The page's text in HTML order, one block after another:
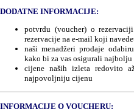
DODATNE INFORMACIJE:
potvrdu (voucher) o
rezervacije na e-mail koji
naši menadžeri prodaje
kako bi za vas osigurali najbolju
cijene naših izleta redovito
najpovoljniju cijenu
INFORMACIJE O VOUCHERU: